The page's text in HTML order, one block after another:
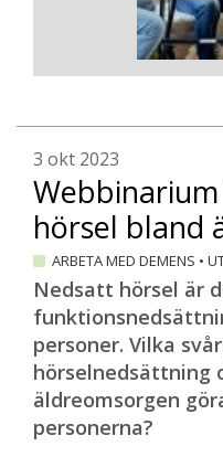
3 okt 2023
hörsel bland
ARBETA MED DEMENS •
Nedsatt hörsel är
personer. Vilka
hörselnedsättning
äldreomsorgen
personerna?